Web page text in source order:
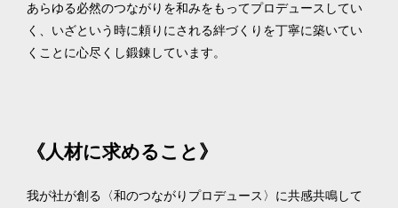
あらゆる必然のつながりを和みをもってプロデュースしてい
く、いざという時に頼りにされる絆づくりを丁寧に築いてい
くことに心尽くし鍛錬しています。
《人材に求めること》
我が社が創る〈和のつながりプロデュース〉に共感共鳴して